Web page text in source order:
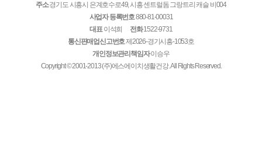
주소경기도 시흥시 은계호수로49, 시흥 센트럴돔 그랑트리 캐슬 비004
사업자 등록번호880-81-00031
대표이석희 전화1522-9731
통신판매업신고번호제2026-경기시흥-1053호
개인정보관리책임자이승우
Copyright © 2001-2013 (주)에스에이치생활건강. All Rights Reserved.